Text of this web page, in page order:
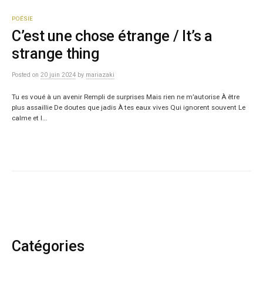
POÉSIE
C’est une chose étrange / It’s a
strange thing
Posted on 20 juin 2024 by mariazaki
Tu es voué à un avenir Rempli de surprises Mais rien ne m’autorise À être
plus assaillie De doutes que jadis À tes eaux vives Qui ignorent souvent Le
calme et l...
Catégories